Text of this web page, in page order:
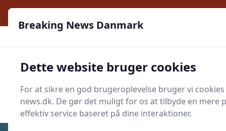
Breaking News
Søg
Breaking News Danmark
Dette website bruger cookies
For at sikre en god brugeroplevelse bruger vi
news.dk. De gør det muligt for os at tilbyde en mere
effektiv service baseret på dine interaktioner.